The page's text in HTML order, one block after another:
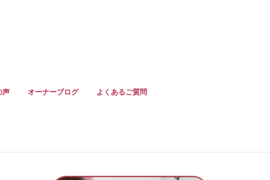
声 オーナーブログ よくあるご質問